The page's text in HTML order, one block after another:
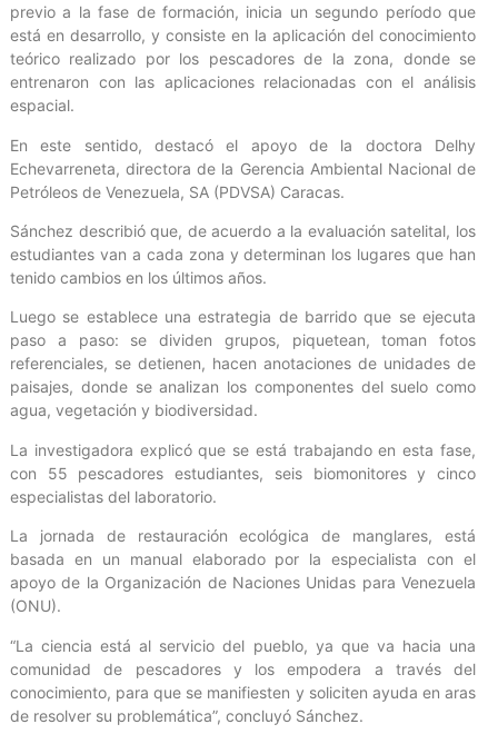
previo a la fase de formación, inicia un segundo período que
está en desarrollo, y consiste en la aplicación del conocimiento
teórico realizado por los pescadores de la zona, donde se
entrenaron con las aplicaciones relacionadas con el análisis
espacial.
En este sentido, destacó el apoyo de la doctora Delhy
Echevarreneta, directora de la Gerencia Ambiental Nacional de
Petróleos de Venezuela, SA (PDVSA) Caracas.
Sánchez describió que, de acuerdo a la evaluación satelital, los
estudiantes van a cada zona y determinan los lugares que han
tenido cambios en los últimos años.
Luego se establece una estrategia de barrido que se ejecuta
paso a paso: se dividen grupos, piquetean, toman fotos
referenciales, se detienen, hacen anotaciones de unidades de
paisajes, donde se analizan los componentes del suelo como
agua, vegetación y biodiversidad.
La investigadora explicó que se está trabajando en esta fase,
con 55 pescadores estudiantes, seis biomonitores y cinco
especialistas del laboratorio.
La jornada de restauración ecológica de manglares, está
basada en un manual elaborado por la especialista con el
apoyo de la Organización de Naciones Unidas para Venezuela
(ONU).
“La ciencia está al servicio del pueblo, ya que va hacia una
comunidad de pescadores y los empodera a través del
conocimiento, para que se manifiesten y soliciten ayuda en aras
de resolver su problemática”, concluyó Sánchez.